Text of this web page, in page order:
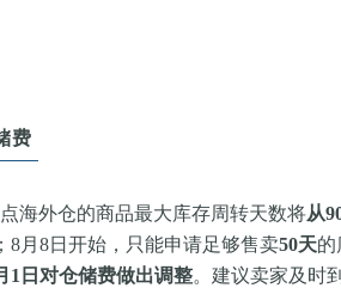
费
海外仓的商品最大库存周转天数将从
8月8日开始，只能申请足够售卖50天的
1日对仓储费做出调整。建议卖家及时